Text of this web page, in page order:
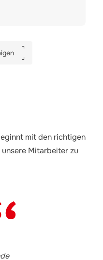
mit den richtigen
unsere Mitarbeiter zu